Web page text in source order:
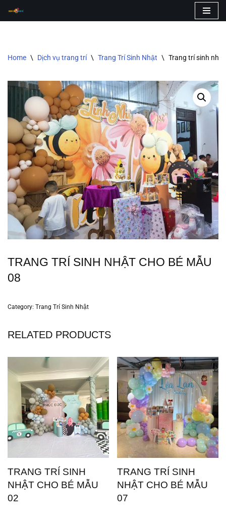
Home \ Dịch vụ trang trí \ Trang Trí Sinh Nhật \ Trang trí sinh
TRANG TRÍ SINH NHẬT CHO BÉ MẪU
08
Category: Trang Trí Sinh Nhật
RELATED PRODUCTS
TRANG TRÍ SINH
NHẬT CHO BÉ MẪU
02
TRANG TRÍ SINH
NHẬT CHO BÉ MẪU
07